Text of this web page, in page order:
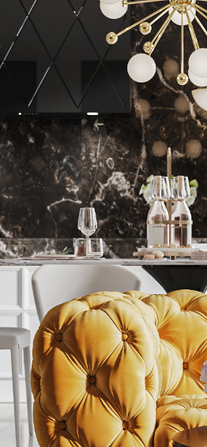
вы
магазина одежды,
помещений
магазинов с
с расстановкой